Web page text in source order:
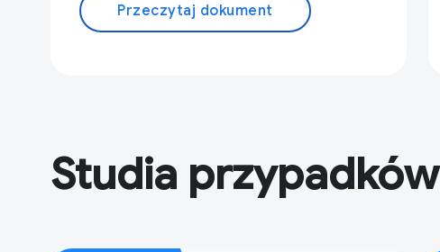
Przeczytaj dokument
Studia przypadków